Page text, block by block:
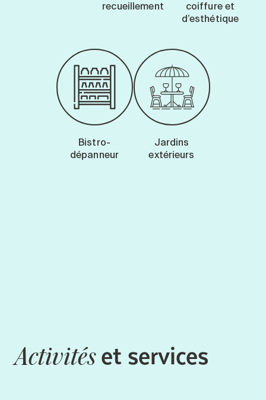
recueillement
coiffure et
d’esthétique
Bistro-
dépanneur
Jardins
extérieurs
Activitéset services